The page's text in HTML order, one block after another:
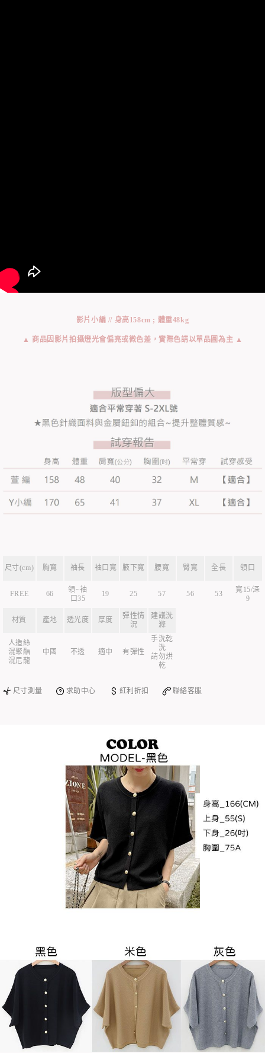
影片小編 // 身高158cm ; 體重48kg
▲ 商品因影片拍攝燈光會偏亮或微色差，實際色請以單品圖為主 ▲
尺寸(cm) 胸寬 袖長 袖口寬 腋下寬 腰寬 臀寬 全長 領口
FREE 66
領~袖
口35
19 25 57 56 53
寬15/深
9
材質 產地 透光度 厚度
彈性情
況
建議洗
滌
人造絲
混聚酯
混尼龍
中國 不透 適中 有彈性
手洗乾
洗
請勿烘
乾
尺寸測量 求助中心 紅利折扣 聯絡客服